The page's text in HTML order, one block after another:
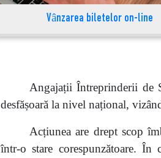
Vânzarea biletelor on-line
Angajații Întreprinderii de
desfășoară la nivel național,
Acțiunea are drept scop
într-o stare corespunzătoare. În